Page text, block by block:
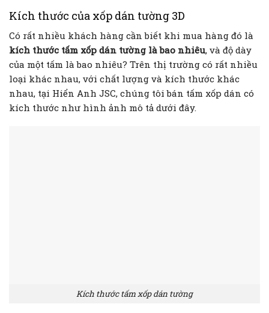
Kích thước của xốp dán tường 3D
Có rất nhiều khách hàng cần biết khi mua hàng đó là
kích thước tấm xốp dán tường là bao nhiêu, và độ dày
của một tấm là bao nhiêu? Trên thị trường có rất nhiều
loại khác nhau, với chất lượng và kích thước khác
nhau, tại Hiển Anh JSC, chúng tôi bán tấm xốp dán có
kích thước như hình ảnh mô tả dưới đây.
Kích thước tấm xốp dán tường